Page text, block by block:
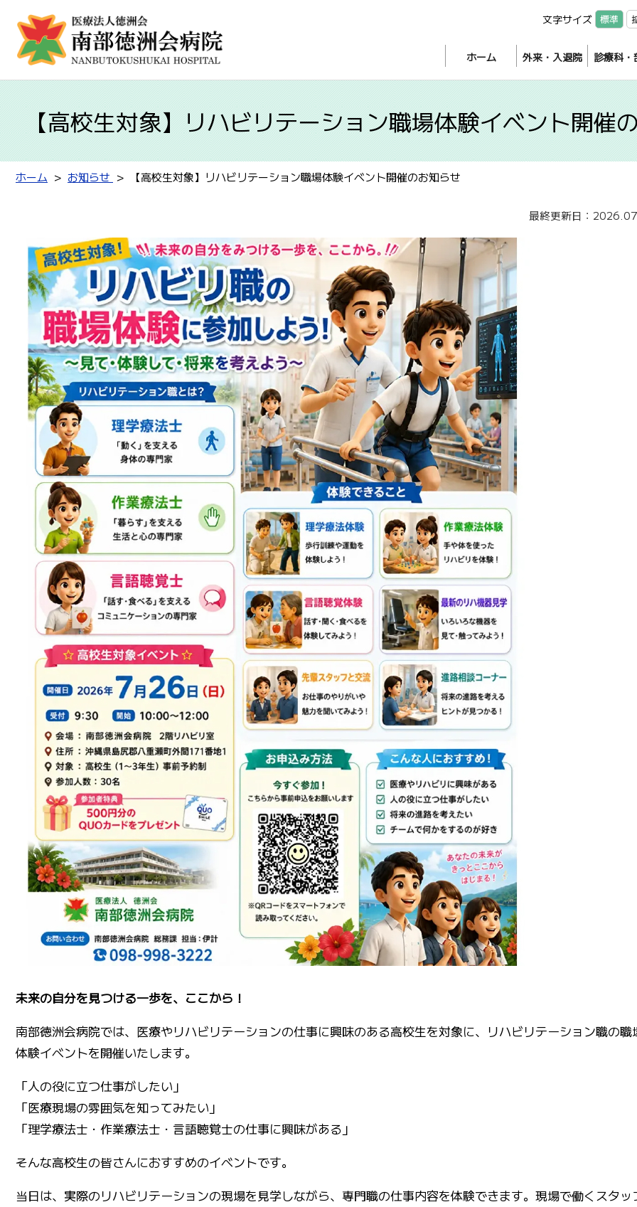
文字サイズ 標準
ホーム 外来・入退院 診療科・
【高校生対象】リハビリテーション職場体験イベント開催
ホーム お知らせ 【高校生対象】リハビリテーション職場体験イベント開催のお知らせ
最終更新日：
未来の自分を見つける一歩を、ここから！
南部徳洲会病院では、医療やリハビリテーションの仕事に興味のある高校生を対象に、リハビリテーション職の職
体験イベントを開催いたします。
「人の役に立つ仕事がしたい」
「医療現場の雰囲気を知ってみたい」
「理学療法士・作業療法士・言語聴覚士の仕事に興味がある」
そんな高校生の皆さんにおすすめのイベントです。
当日は、実際のリハビリテーションの現場を見学しながら、専門職の仕事内容を体験できます。現場で働くスタッ